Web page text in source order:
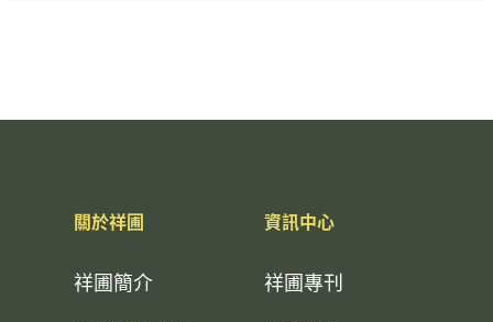
關於祥圃
祥圃簡介
資訊中心
祥圃專刊